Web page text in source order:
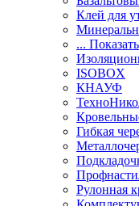
Клей для
...
ISOBOX
КНАУФ
Гибкая
Рулонная